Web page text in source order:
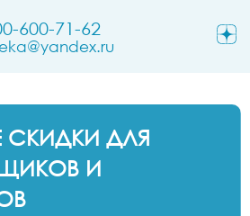
600-71-62
ДЛЯ
И